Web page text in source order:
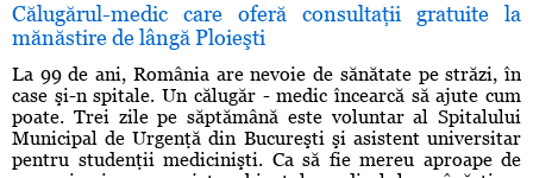
Călugărul-medic care oferă consultaţii gratuite la
mănăstire de lângă Ploieşti
La 99 de ani, România are nevoie de sănătate pe străzi, în
case şi-n spitale. Un călugăr - medic încearcă să ajute cum
poate. Trei zile pe săptămână este voluntar al Spitalului
Municipal de Urgenţă din Bucureşti şi asistent universitar
pentru studenţii medicinişti. Ca să fie mereu aproape de